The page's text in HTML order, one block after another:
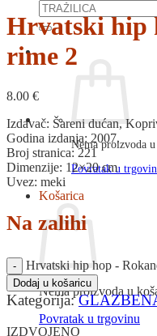
Nema proizvoda
Povratak u
Košarica
Nema proizvoda u
Povratak u trgovinu
Hrvatski hip
rime 2
8.00 €
Izdavač: Šareni dućan,
Godina izdanja: 2007.
Broj stranica: 221
Dimenzije: 12×20 cm
Uvez: meki
Na zalihi
Hrvatski hip hop -
Dodaj u košaricu
Kategorija:
IZDVOJENO